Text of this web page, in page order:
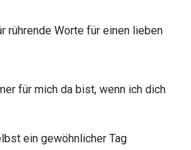
rührende Worte für einen lieben
für mich da bist, wenn ich dich
ein gewöhnlicher Tag